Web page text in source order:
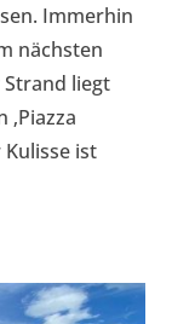
Immerhin
nächsten
liegt
ist